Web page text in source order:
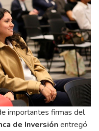
importantes firmas del
de Inversión entregó